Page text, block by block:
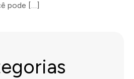
pode […]